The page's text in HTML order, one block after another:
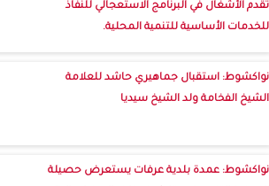
تقدم الأشغال في البرنامج الاستعجالي للنفاذ
للخدمات الأساسية للتنمية المحلية.
نواكشوط: استقبال جماهيري حاشد للعلامة
الشيخ الفخامة ولد الشيخ سيديا
نواكشوط: عمدة بلدية عرفات يستعرض حصيلة